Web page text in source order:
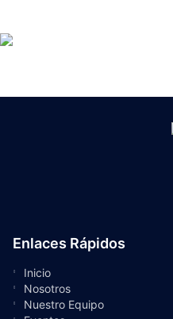
Enlaces Rápidos
Inicio
Nosotros
Nuestro Equipo